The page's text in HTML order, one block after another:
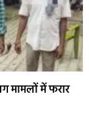
मामलों में फरार